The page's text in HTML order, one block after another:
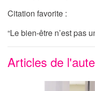
Citation favorite :
“Le bien-être n’est pas
Articles de